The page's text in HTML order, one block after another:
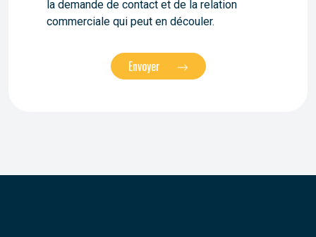
la demande de contact et de la relation
commerciale qui peut en découler.
Envoyer